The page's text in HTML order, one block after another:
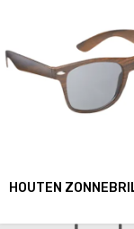
HOUTEN